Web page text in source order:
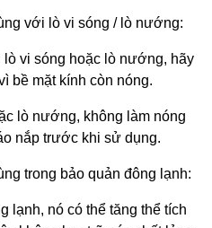
với lò vi sóng / lò nướng:
vi sóng hoặc lò nướng, hãy
bề mặt kính còn nóng.
lò nướng, không làm nóng
nắp trước khi sử dụng.
trong bảo quản đông lạnh:
lạnh, nó có thể tăng thể tích